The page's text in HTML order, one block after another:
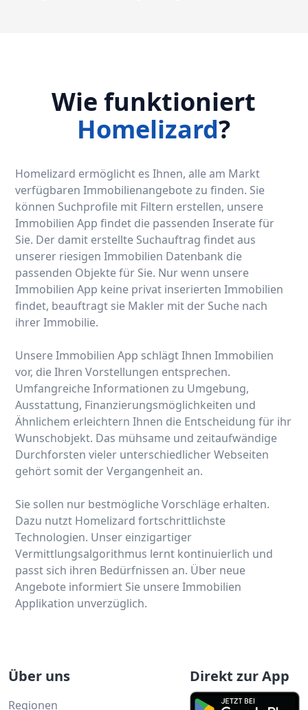
Wie funktioniert
Homelizard?
Homelizard ermöglicht es Ihnen, alle am Markt
verfügbaren Immobilienangebote zu finden. Sie
können Suchprofile mit Filtern erstellen, unsere
Immobilien App findet die passenden Inserate für
Sie. Der damit erstellte Suchauftrag findet aus
unserer riesigen Immobilien Datenbank die
passenden Objekte für Sie. Nur wenn unsere
Immobilien App keine privat inserierten Immobilien
findet, beauftragt sie Makler mit der Suche nach
ihrer Immobilie.
Unsere Immobilien App schlägt Ihnen Immobilien
vor, die Ihren Vorstellungen entsprechen.
Umfangreiche Informationen zu Umgebung,
Ausstattung, Finanzierungsmöglichkeiten und
Ähnlichem erleichtern Ihnen die Entscheidung für ihr
Wunschobjekt. Das mühsame und zeitaufwändige
Durchforsten vieler unterschiedlicher Webseiten
gehört somit der Vergangenheit an.
Sie sollen nur bestmögliche Vorschläge erhalten.
Dazu nutzt Homelizard fortschrittlichste
Technologien. Unser einzigartiger
Vermittlungsalgorithmus lernt kontinuierlich und
passt sich ihren Bedürfnissen an. Über neue
Angebote informiert Sie unsere Immobilien
Applikation unverzüglich.
Über uns
Regionen
Direkt zur App